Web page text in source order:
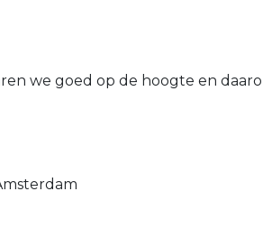
we goed op de hoogte en